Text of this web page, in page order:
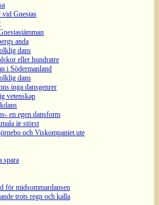
Gnestas
anda
dans
eller hundratre
i Södermanland
dans
inga dansgenrer
vetenskap
en egen dansform
är störst
och Viskompaniet ute
spara
för midsommardansen
trots regn och kalla